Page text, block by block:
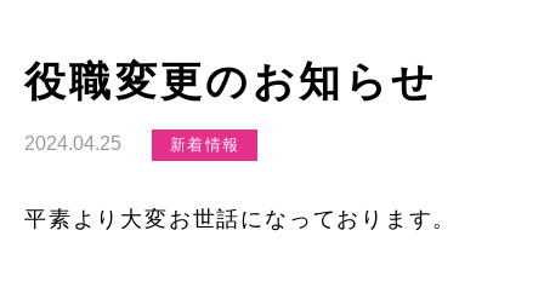
役職変更のお知らせ
2024.04.25 新着情報
平素より大変お世話になっております。